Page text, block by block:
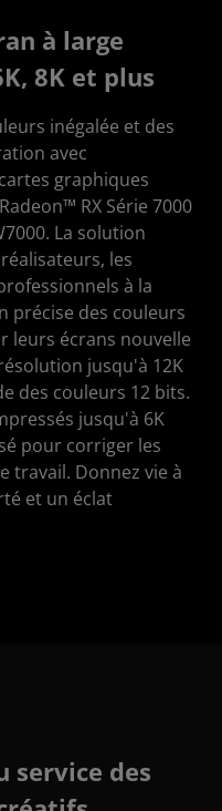
à large
8K et plus
inégalée et des
avec
graphiques
RX Série 7000
La solution
les
à la
précise des couleurs
leurs écrans nouvelle
jusqu'à 12K
des couleurs 12 bits.
jusqu'à 6K
pour corriger les
travail. Donnez vie à
et un éclat
service des